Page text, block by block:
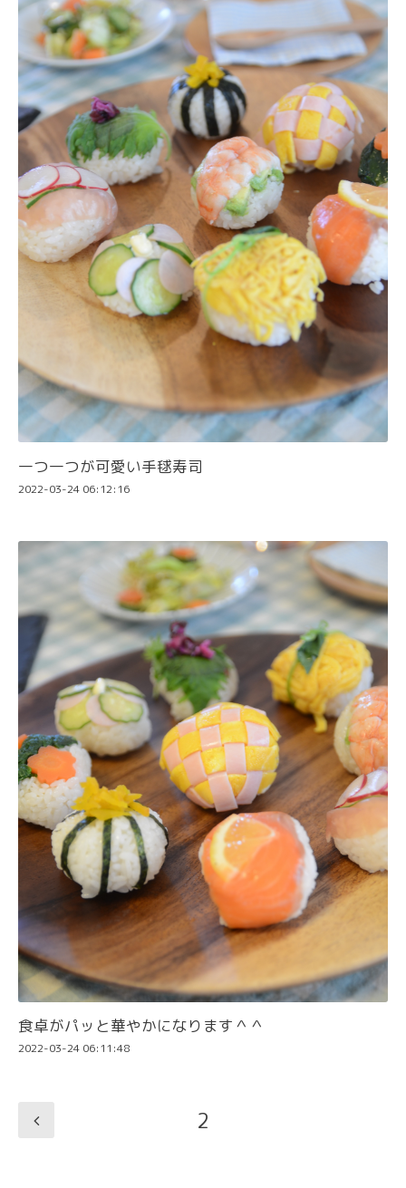
一つ一つが可愛い手毬寿司
2022-03-24 06:12:16
食卓がパッと華やかになります＾＾
2022-03-24 06:11:48
2